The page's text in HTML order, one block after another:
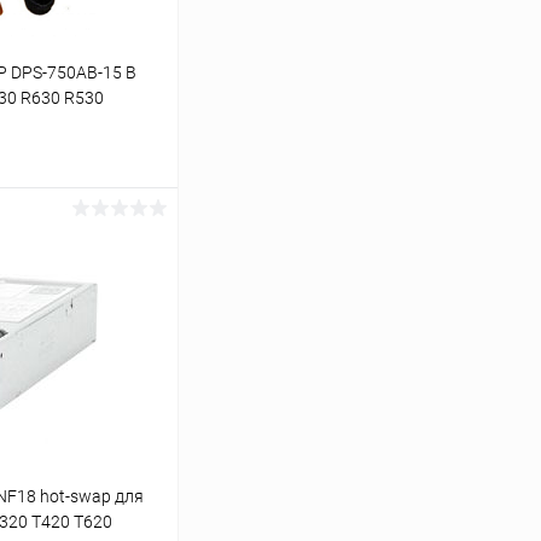
DPS-750AB-15 B
R630 R530
К сравнению
hot-swap для
T420 T620